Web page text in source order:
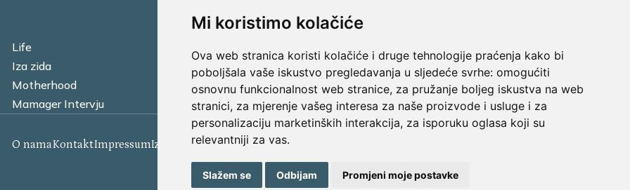
Mi koristimo kolačiće
Ova web stranica koristi kolačiće i druge tehnologije praćenja kako bi
poboljšala vaše iskustvo pregledavanja u sljedeće svrhe: omogućiti
osnovnu funkcionalnost web stranice, za pružanje boljeg iskustva na web
stranici, za mjerenje vašeg interesa za naše proizvode i usluge i za
personalizaciju marketinških interakcija, za isporuku oglasa koji su
relevantniji za vas.
Slažem se Odbijam Promjeni moje postavke
Life
Iza zida
Business
Motherhood
Tatager
Mamager Intervju
Multitasking kitchen
Prijavi se na naš newsletter.
O namaKontaktImpressumIzjava o kolačićimaUvjeti korištenja